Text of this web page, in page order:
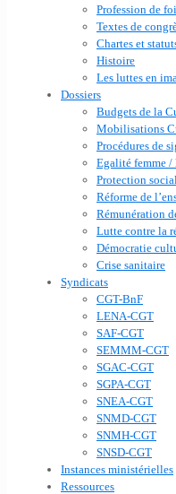
Profession de
Textes de
Chartes et
Histoire
Les luttes en
Dossiers
Budgets de la
Mobilisations
Procédures de
Egalité femme /
Protection
Réforme de
Rémunération
Lutte contre la
Démocratie
Crise sanitaire
Syndicats
CGT-BnF
LENA-CGT
SAF-CGT
SEMMM-CGT
SGAC-CGT
SGPA-CGT
SNEA-CGT
SNMD-CGT
SNMH-CGT
SNSD-CGT
Instances ministérielles
Ressources